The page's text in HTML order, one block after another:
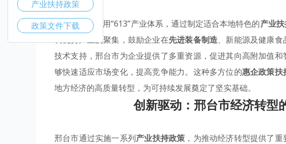
邢台市积极采用“613”产业体系，通过制定适合本地特色的产业
调优势产业的聚集，鼓励企业在先进装备制造、新能源及健康
技术支持，邢台市为企业提供了多重资源，促进其向高附加值
够快速适应市场变化，提高竞争能力。这种多方位的惠企政策扶
地方经济的高质量转型，为可持续发展奠定了坚实基础。
创新驱动：邢台市经济转型
邢台市通过实施一系列产业扶持政策 ，为推动经济转型提供了
产业扶持政策
政策文件下载